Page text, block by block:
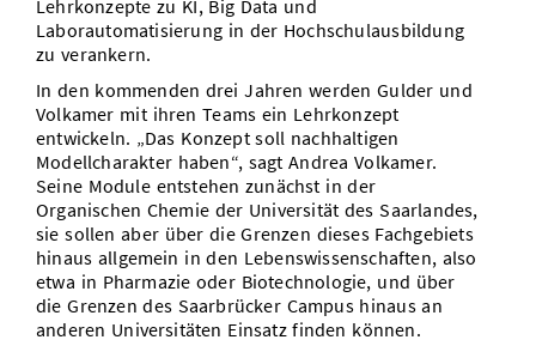
Lehrkonzepte zu KI, Big Data und
Laborautomatisierung in der Hochschulausbildung
zu verankern.
In den kommenden drei Jahren werden Gulder und
Volkamer mit ihren Teams ein Lehrkonzept
entwickeln. „Das Konzept soll nachhaltigen
Modellcharakter haben“, sagt Andrea Volkamer.
Seine Module entstehen zunächst in der
Organischen Chemie der Universität des Saarlandes,
sie sollen aber über die Grenzen dieses Fachgebiets
hinaus allgemein in den Lebenswissenschaften, also
etwa in Pharmazie oder Biotechnologie, und über
die Grenzen des Saarbrücker Campus hinaus an
anderen Universitäten Einsatz finden können.